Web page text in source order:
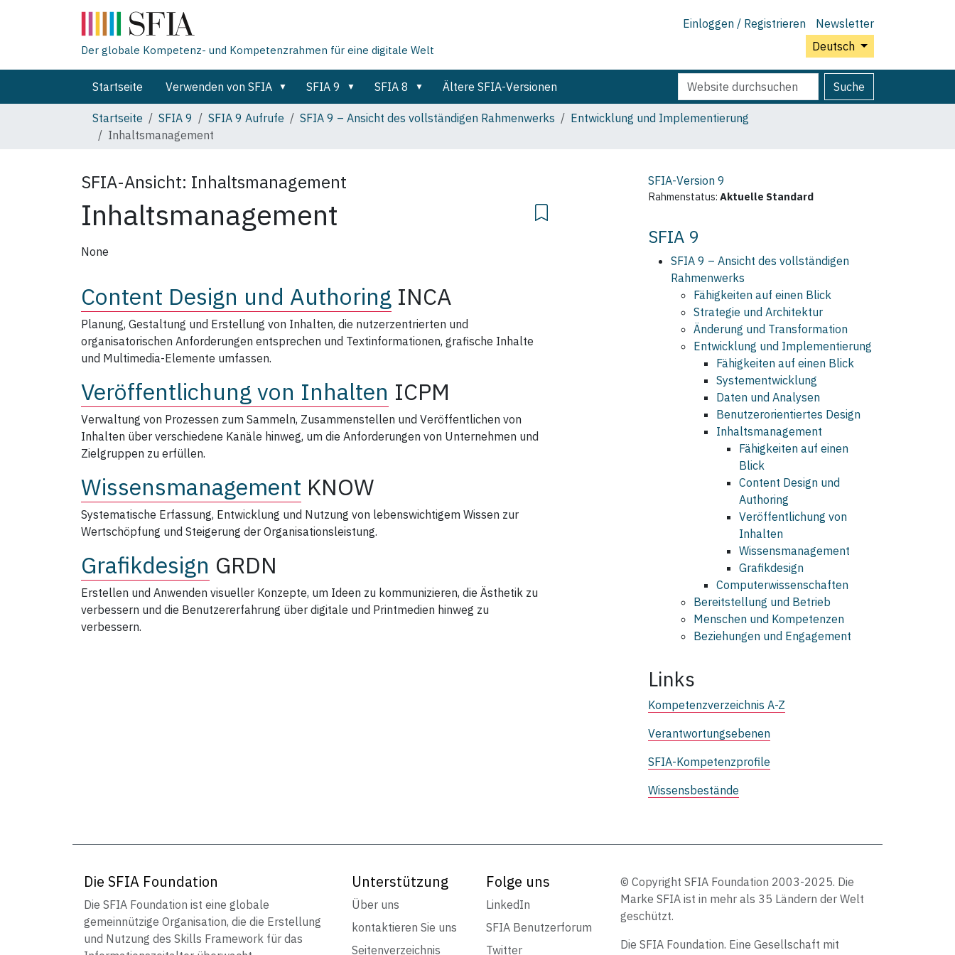
Einloggen / Registrieren
Newsletter
Deutsch
Der globale Kompetenz- und Kompetenzrahmen für eine digitale Welt
Startseite Verwenden von SFIA SFIA 9 SFIA 8 Ältere SFIA-Versionen
Website
durchsuchen
Suche
Erweiterte
Suche…
Startseite
SFIA 9 SFIA 9 Aufrufe SFIA 9 – Ansicht des vollständigen Rahmenwerks
Entwicklung und Implementierung
Inhaltsmanagement
SFIA-Ansicht: Inhaltsmanagement
Inhaltsmanagement
None
Content Design und Authoring INCA
Planung, Gestaltung und Erstellung von Inhalten, die nutzerzentrierten und
organisatorischen Anforderungen entsprechen und Textinformationen, grafische Inhalte
und Multimedia-Elemente umfassen.
Veröffentlichung von Inhalten ICPM
Verwaltung von Prozessen zum Sammeln, Zusammenstellen und Veröffentlichen von
Inhalten über verschiedene Kanäle hinweg, um die Anforderungen von Unternehmen und
Zielgruppen zu erfüllen.
Wissensmanagement KNOW
Systematische Erfassung, Entwicklung und Nutzung von lebenswichtigem Wissen zur
Wertschöpfung und Steigerung der Organisationsleistung.
Grafikdesign GRDN
Erstellen und Anwenden visueller Konzepte, um Ideen zu kommunizieren, die Ästhetik zu
verbessern und die Benutzererfahrung über digitale und Printmedien hinweg zu
verbessern.
SFIA-Version 9
Rahmenstatus: Aktuelle Standard
SFIA 9
SFIA 9 – Ansicht des vollständigen
Rahmenwerks
Fähigkeiten auf einen Blick
Strategie und Architektur
Änderung und Transformation
Entwicklung und Implementierung
Fähigkeiten auf einen Blick
Systementwicklung
Daten und Analysen
Benutzerorientiertes Design
Inhaltsmanagement
Fähigkeiten auf einen
Blick
Content Design und
Authoring
Veröffentlichung von
Inhalten
Wissensmanagement
Grafikdesign
Computerwissenschaften
Bereitstellung und Betrieb
Menschen und Kompetenzen
Beziehungen und Engagement
Links
Kompetenzverzeichnis A-Z
Verantwortungsebenen
SFIA-Kompetenzprofile
Wissensbestände
Die SFIA Foundation
Die SFIA Foundation ist eine globale
gemeinnützige Organisation, die die Erstellung
und Nutzung des Skills Framework für das
Unterstützung
Über uns
kontaktieren Sie uns
Seitenverzeichnis
Folge uns
LinkedIn
SFIA Benutzerforum
Twitter
© Copyright SFIA Foundation 2003-2025. Die
Marke SFIA ist in mehr als 35 Ländern der Welt
geschützt.
Die SFIA Foundation. Eine Gesellschaft mit